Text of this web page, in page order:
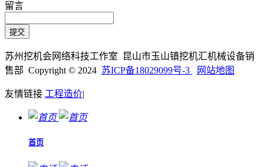
留言
苏州挖机会网络科技工作室 昆山市玉山镇挖机汇机械设备销
售部 Copyright © 2024 苏ICP备18029099号-3 网站地图
友情链接 工程造价|
首页